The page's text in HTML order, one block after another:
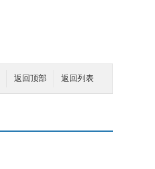
返回列表
返回顶部